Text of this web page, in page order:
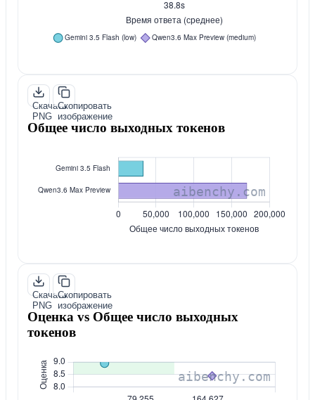
Скачать
PNG
Скопировать
изображение
Общее число выходных токенов
Скачать
PNG
Скопировать
изображение
Оценка vs Общее число выходных
токенов